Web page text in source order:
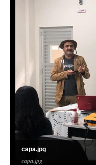
capa.jpg
capa.jpg